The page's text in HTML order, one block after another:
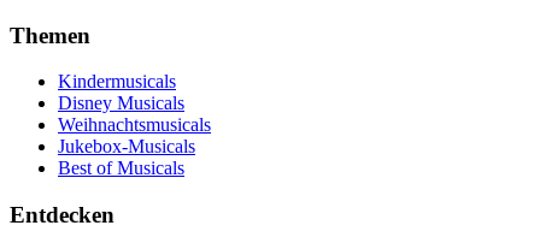
Themen
Kindermusicals
Disney Musicals
Weihnachtsmusicals
Jukebox-Musicals
Best of Musicals
Entdecken